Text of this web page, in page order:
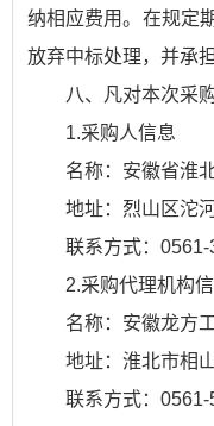
纳相应费用。在规定
放弃中标处理，并承
八、凡对本次采
1.采购人信息
名称：安徽省淮
地址：烈山区沱
联系方式：
2.采购代理机构
名称：安徽龙方
地址：淮北市相
联系方式：